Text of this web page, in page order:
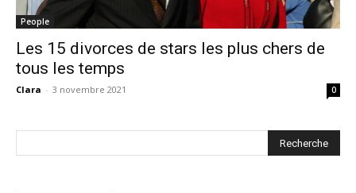
People
Les 15 divorces de stars les plus chers de
tous les temps
Clara - 3 novembre 2021 0